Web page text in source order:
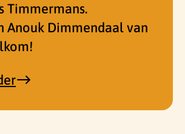
Timmermans.
Anouk Dimmendaal van
over
POH-